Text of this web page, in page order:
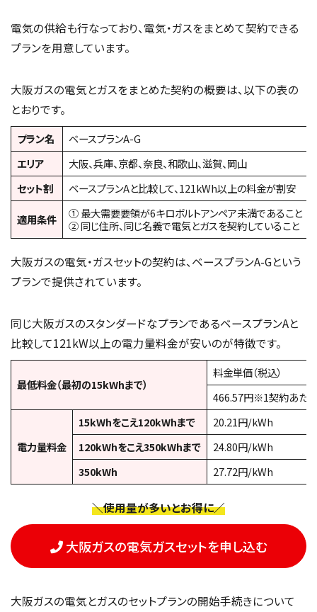
電気の供給も行なっており、電気・ガスをまとめて契約できる
プランを用意しています。
大阪ガスの電気とガスをまとめた契約の概要は、以下の表の
とおりです。
プラン名
ベースプランA-G
エリア
大阪、兵庫、京都、奈良、和歌山、滋賀、岡山
セット割
ベースプランAと比較して、121kWh以上の料金が割安
適用条件
① 最大需要要領が6キロボルトアンペア未満であること
② 同じ住所、同じ名義で電気とガスを契約していること
大阪ガスの電気・ガスセットの契約は、ベースプランA-Gという
プランで提供されています。
同じ大阪ガスのスタンダードなプランであるベースプランAと
比較して121kW以上の電力量料金が安いのが特徴です。
最低料金（最初の15kWhまで）
料金単価（税込）
466.57円※1契約あたり
電力量料金
15kWhをこえ120kWhまで
20.21円/kWh
120kWhをこえ350kWhまで
24.80円/kWh
350kWh
27.72円/kWh
＼使用量が多いとお得に／
大阪ガスの電気ガスセットを申し込む
大阪ガスの電気とガスのセットプランの開始手続きについて